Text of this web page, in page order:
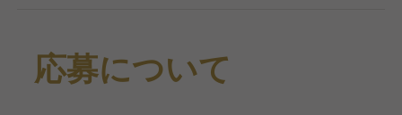
応募について